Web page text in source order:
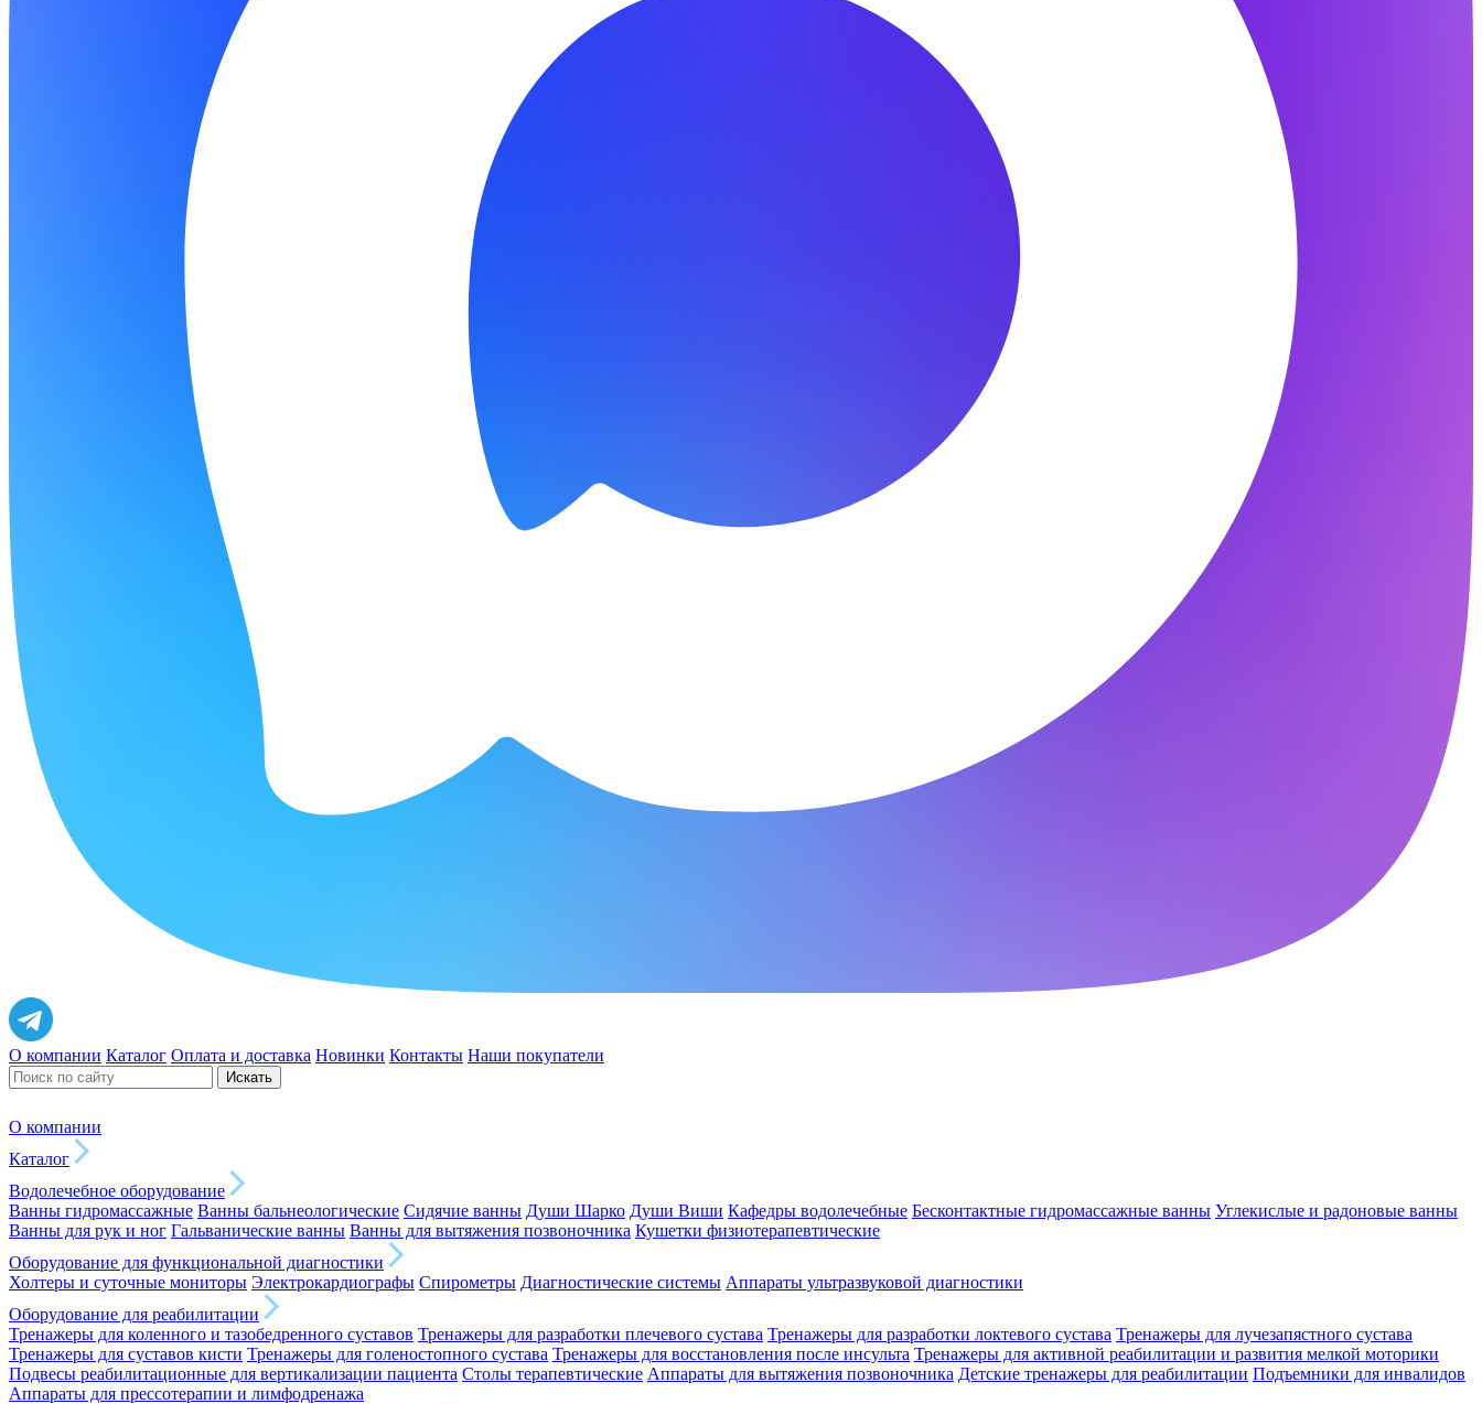
О компании Каталог Оплата и доставка Новинки Контакты Наши покупатели
Искать
О компании
Каталог
Водолечебное оборудование
Ванны гидромассажные Ванны бальнеологические Сидячие ванны Души Шарко Души Виши Кафедры водолечебные Бесконтактные гидромассажные ванны Углекислые и радоновые ванны
Ванны для рук и ног Гальванические ванны Ванны для вытяжения позвоночника Кушетки физиотерапевтические
Оборудование для функциональной диагностики
Холтеры и суточные мониторы Электрокардиографы Спирометры Диагностические системы Аппараты ультразвуковой диагностики
Оборудование для реабилитации
Тренажеры для коленного и тазобедренного суставов Тренажеры для разработки плечевого сустава Тренажеры для разработки локтевого сустава Тренажеры для лучезапястного сустава
Тренажеры для суставов кисти Тренажеры для голеностопного сустава Тренажеры для восстановления после инсульта Тренажеры для активной реабилитации и развития мелкой моторики
Подвесы реабилитационные для вертикализации пациента Столы терапевтические Аппараты для вытяжения позвоночника Детские тренажеры для реабилитации Подъемники для инвалидов
Аппараты для прессотерапии и лимфодренажа